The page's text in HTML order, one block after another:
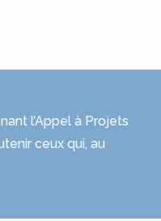
l’Appel à Projets
ceux qui, au